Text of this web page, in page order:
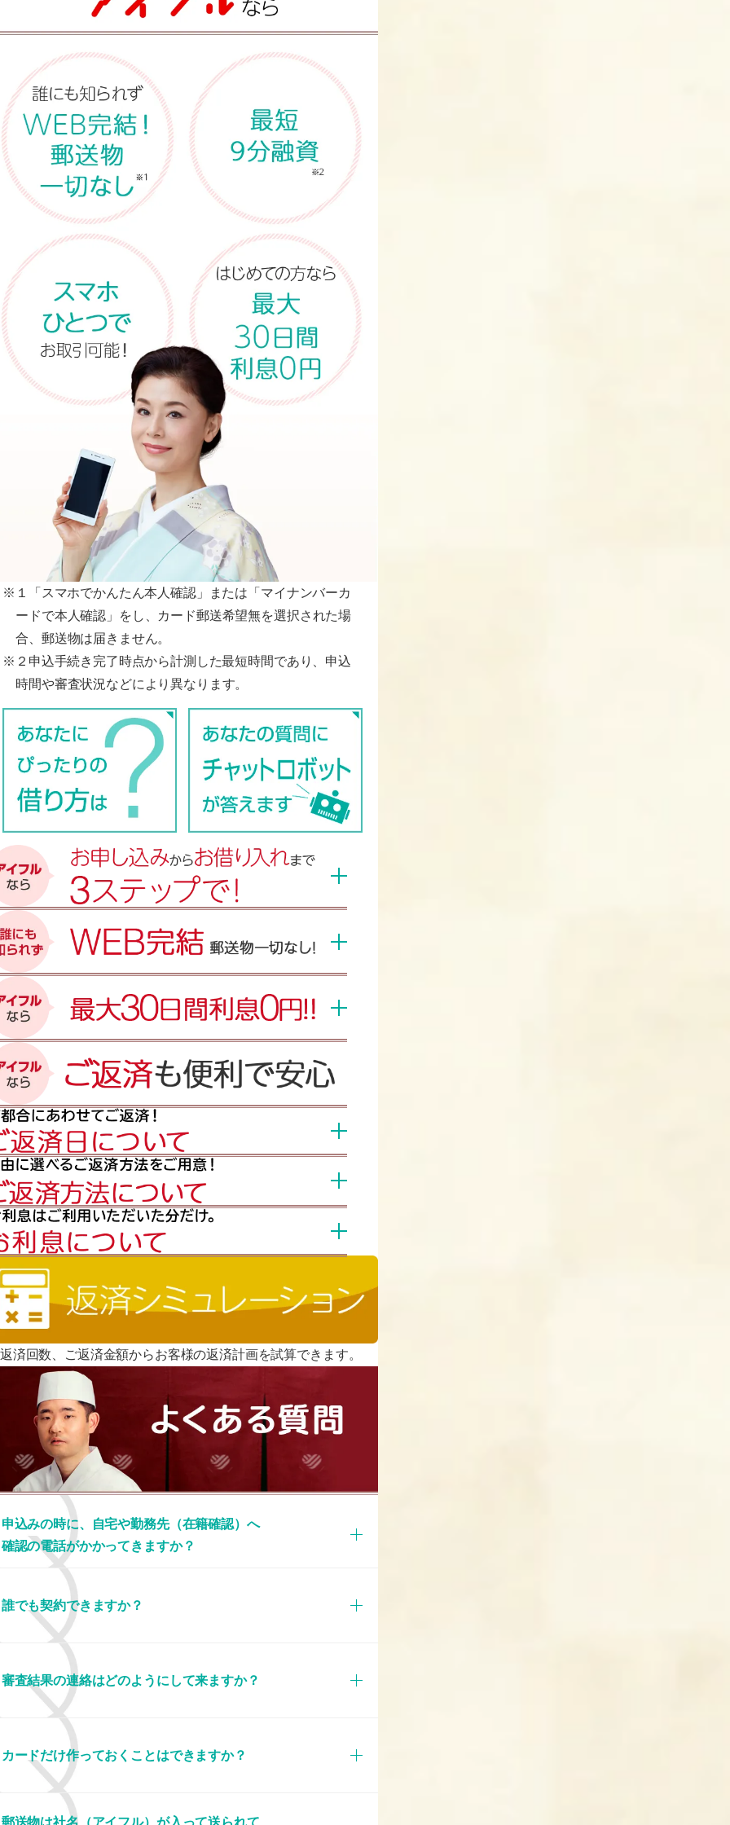
※１「スマホでかんたん本人確認」または「マイナンバーカ
ードで本人確認」をし、カード郵送希望無を選択された場
合、郵送物は届きません。
※２申込手続き完了時点から計測した最短時間であり、申込
時間や審査状況などにより異なります。
済回数、ご返済金額からお客様の返済計画を試算できます。
申込みの時に、自宅や勤務先（在籍確認）へ
確認の電話がかかってきますか？
誰でも契約できますか？
審査結果の連絡はどのようにして来ますか？
カードだけ作っておくことはできますか？